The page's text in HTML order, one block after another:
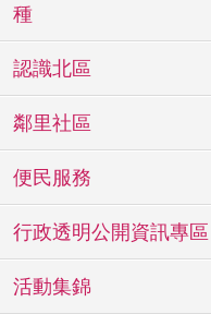
種
認識北區
鄰里社區
便民服務
行政透明公開資訊專區
活動集錦